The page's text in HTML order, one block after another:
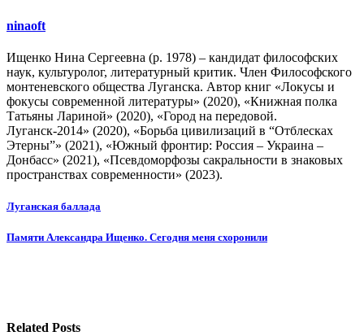
ninaoft
Ищенко Нина Сергеевна (р. 1978) – кандидат философских
наук, культуролог, литературный критик. Член Философского
монтеневского общества Луганска. Автор книг «Локусы и
фокусы современной литературы» (2020), «Книжная полка
Татьяны Лариной» (2020), «Город на передовой.
Луганск-2014» (2020), «Борьба цивилизаций в “Отблесках
Этерны”» (2021), «Южный фронтир: Россия – Украина –
Донбасс» (2021), «Псевдоморфозы сакральности в знаковых
пространствах современности» (2023).
Навигация
по
Луганская баллада
Памяти Александра Ищенко. Сегодня меня схоронили
Related Posts